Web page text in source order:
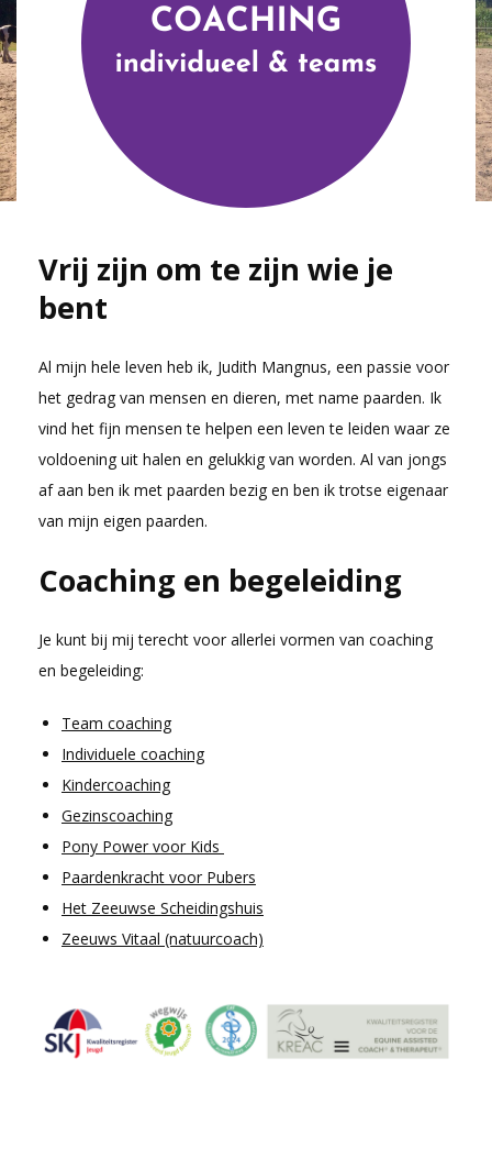
Vrij zijn om te zijn wie je
bent
Al mijn hele leven heb ik, Judith Mangnus, een passie voor
het gedrag van mensen en dieren, met name paarden. Ik
vind het fijn mensen te helpen een leven te leiden waar ze
voldoening uit halen en gelukkig van worden. Al van jongs
af aan ben ik met paarden bezig en ben ik trotse eigenaar
van mijn eigen paarden.
Coaching en begeleiding
Je kunt bij mij terecht voor allerlei vormen van coaching
en begeleiding:
Team coaching
Individuele coaching
Kindercoaching
Gezinscoaching
Pony Power voor Kids
Paardenkracht voor Pubers
Het Zeeuwse Scheidingshuis
Zeeuws Vitaal (natuurcoach)